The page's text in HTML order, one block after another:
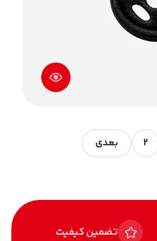
2 بعدی
تضمین کیفیت